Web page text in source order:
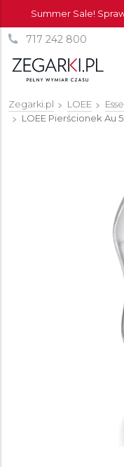
Summer Sale!
717 242 800
Zegarki.pl LOEE
LOEE Pierścionek Au